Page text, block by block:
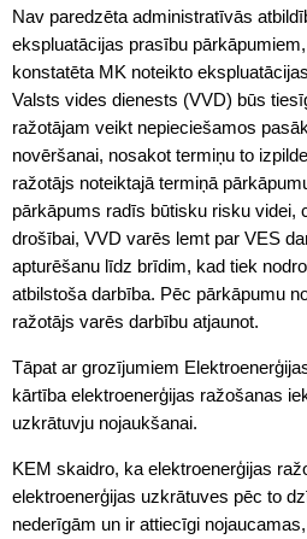
Nav paredzēta administratīvās
ekspluatācijas prasību
konstatēta MK noteikto
Valsts vides dienests (VVD) būs
ražotājam veikt nepieciešamos
novēršanai, nosakot termiņu to
ražotājs noteiktajā termiņā
pārkāpums radīs būtisku risku videi,
drošībai, VVD varēs lemt par VES
apturēšanu līdz brīdim, kad tiek
atbilstoša darbība. Pēc pārkāpumu
ražotājs varēs darbību atjaunot.
Tāpat ar grozījumiem
kārtība elektroenerģijas ražošanas
uzkrātuvju nojaukšanai.
KEM skaidro, ka elektroenerģijas
elektroenerģijas uzkrātuves pēc to
nederīgām un ir attiecīgi